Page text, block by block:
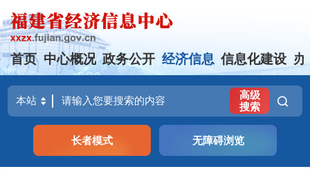
首页 中心概况 政务公开 经济信息 信息化建设 办
高级
搜索
长者模式 无障碍浏览